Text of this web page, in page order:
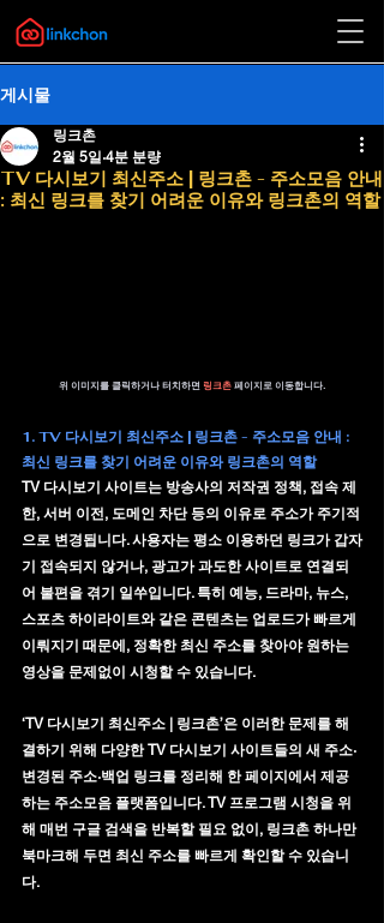
게시물
TV 다시보기 최신주소 | 링크촌 - 주소모음 안내
: 최신 링크를 찾기 어려운 이유와 링크촌의 역할
링크촌
2월 5일 4분 분량
위 이미지를 클릭하거나 터치하면 링크촌 페이지로 이동합니다.
1. TV 다시보기 최신주소 | 링크촌 - 주소모음 안내 :
최신 링크를 찾기 어려운 이유와 링크촌의 역할
TV 다시보기 사이트는 방송사의 저작권 정책, 접속 제
한, 서버 이전, 도메인 차단 등의 이유로 주소가 주기적
으로 변경됩니다. 사용자는 평소 이용하던 링크가 갑자
기 접속되지 않거나, 광고가 과도한 사이트로 연결되
어 불편을 겪기 일쑤입니다. 특히 예능, 드라마, 뉴스,
스포츠 하이라이트와 같은 콘텐츠는 업로드가 빠르게
이뤄지기 때문에, 정확한 최신 주소를 찾아야 원하는
영상을 문제없이 시청할 수 있습니다.
‘TV 다시보기 최신주소 | 링크촌’은 이러한 문제를 해
결하기 위해 다양한 TV 다시보기 사이트들의 새 주소·
변경된 주소·백업 링크를 정리해 한 페이지에서 제공
하는 주소모음 플랫폼입니다. TV 프로그램 시청을 위
해 매번 구글 검색을 반복할 필요 없이, 링크촌 하나만
북마크해 두면 최신 주소를 빠르게 확인할 수 있습니
다.